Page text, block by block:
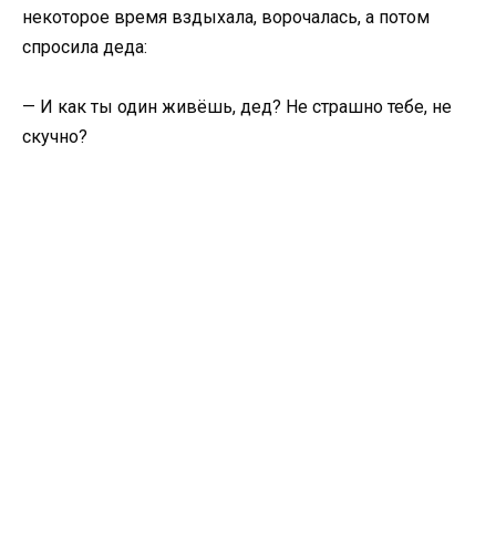
некоторое время вздыхала, ворочалась, а потом
спросила деда:
— И как ты один живёшь, дед? Не страшно тебе, не
скучно?